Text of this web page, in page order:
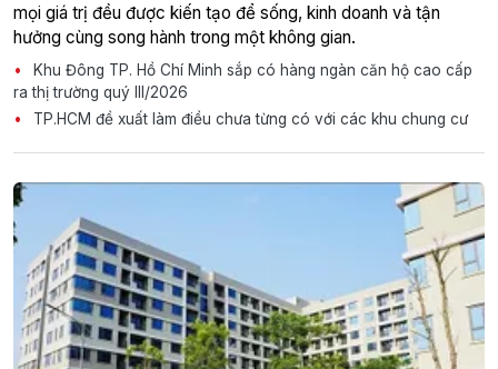
mọi giá trị đều được kiến tạo để sống, kinh doanh và tận
hưởng cùng song hành trong một không gian.
Khu Đông TP. Hồ Chí Minh sắp có hàng ngàn căn hộ cao cấp
ra thị trường quý III/2026
TP.HCM đề xuất làm điều chưa từng có với các khu chung cư